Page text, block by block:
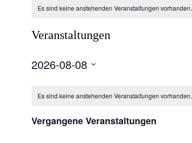
Es sind keine anstehenden Veranstaltungen vorhanden.
Veranstaltungen
2026-08-08
Es sind keine anstehenden Veranstaltungen vorhanden.
Vergangene Veranstaltungen